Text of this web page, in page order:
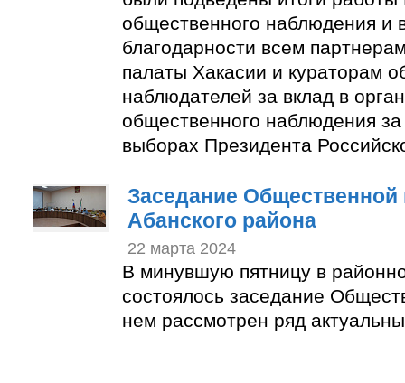
общественного наблюдения и
благодарности всем
палаты Хакасии и кураторам
наблюдателей за вклад в
общественного наблюдения
выборах Президента
Заседание Общественной
Абанского района
22 марта 2024
В минувшую пятницу в
состоялось заседание
нем рассмотрен ряд